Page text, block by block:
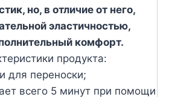
но, в отличие от него,
эластичностью,
комфорт.
продукта:
для переноски;
всего 5 минут при помощи